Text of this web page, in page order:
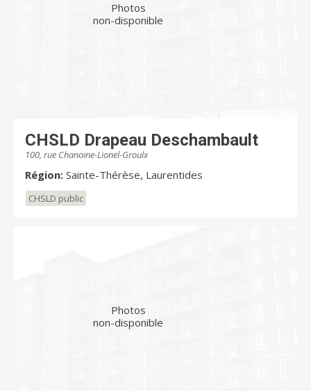
Photos
non-disponible
CHSLD Drapeau Deschambault
100, rue Chanoine-Lionel-Groulx
Région: Sainte-Thérèse, Laurentides
CHSLD public
Photos
non-disponible